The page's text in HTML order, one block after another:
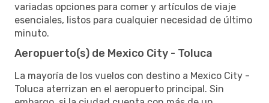
variadas opciones para comer y artículos de viaje
esenciales, listos para cualquier necesidad de último
minuto.
Aeropuerto(s) de Mexico City - Toluca
La mayoría de los vuelos con destino a Mexico City -
Toluca aterrizan en el aeropuerto principal. Sin